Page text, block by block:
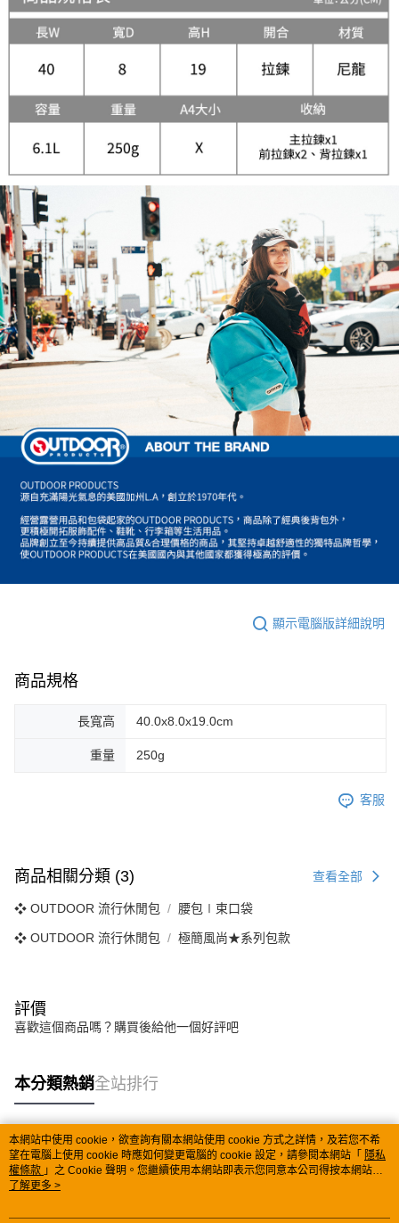
顯示電腦版詳細說明
商品規格
長寬高 40.0x8.0x19.0cm
重量 250g
客服
商品相關分類 (3) 查看全部
❖ OUTDOOR 流行休閒包 腰包∣束口袋
❖ OUTDOOR 流行休閒包 極簡風尚★系列包款
評價
喜歡這個商品嗎？購買後給他一個好評吧
本分類熱銷全站排行
熱門標籤
本網站中使用 cookie，欲查詢有關本網站使用 cookie 方式之詳情，及若您不希
望在電腦上使用 cookie 時應如何變更電腦的 cookie 設定，請參閱本網站「 隱私
權條款 」之 Cookie 聲明。您繼續使用本網站即表示您同意本公司得按本網站使
用條款之 Cookie 聲明使用 cookie。
了解更多 >